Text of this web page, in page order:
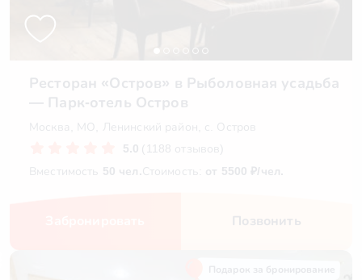
Ресторан «Остров» в Рыболовная усадьба
— Парк-отель Остров
Москва, МО, Ленинский район, с. Остров
5.0 (1188 отзывов)
Вместимость 50 чел.Стоимость: от 5500 ₽/чел.
Позвонить